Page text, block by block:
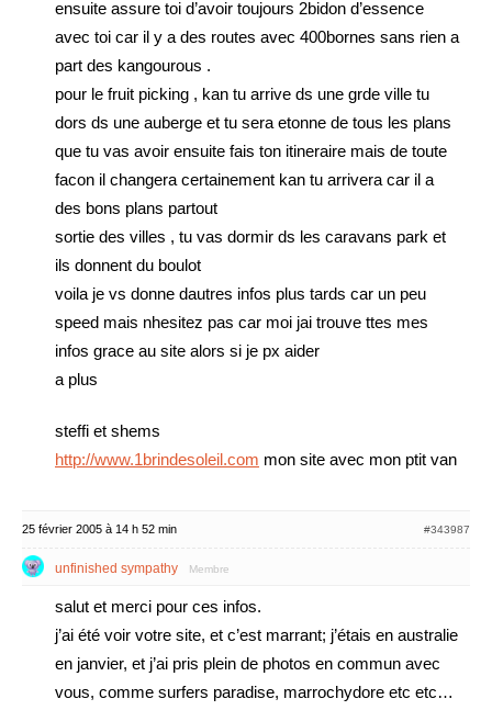
ensuite assure toi d’avoir toujours 2bidon d’essence
avec toi car il y a des routes avec 400bornes sans rien a
part des kangourous .
pour le fruit picking , kan tu arrive ds une grde ville tu
dors ds une auberge et tu sera etonne de tous les plans
que tu vas avoir ensuite fais ton itineraire mais de toute
facon il changera certainement kan tu arrivera car il a
des bons plans partout
sortie des villes , tu vas dormir ds les caravans park et
ils donnent du boulot
voila je vs donne dautres infos plus tards car un peu
speed mais nhesitez pas car moi jai trouve ttes mes
infos grace au site alors si je px aider
a plus
steffi et shems
http://www.1brindesoleil.com mon site avec mon ptit van
25 février 2005 à 14 h 52 min #343987
unfinished sympathy Membre
salut et merci pour ces infos.
j’ai été voir votre site, et c’est marrant; j’étais en australie
en janvier, et j’ai pris plein de photos en commun avec
vous, comme surfers paradise, marrochydore etc etc…